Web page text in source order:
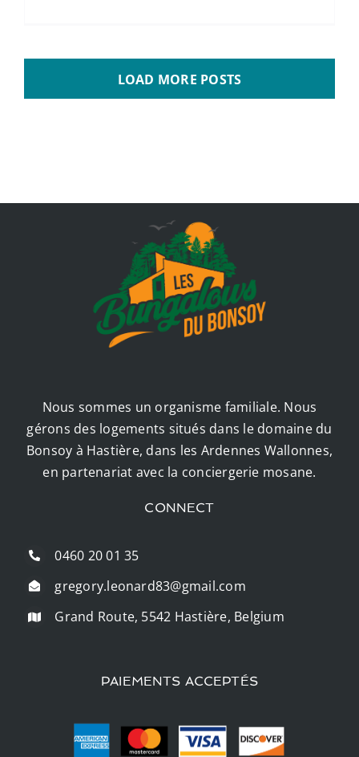
LOAD MORE POSTS
Nous sommes un organisme familiale. Nous
gérons des logements situés dans le domaine du
Bonsoy à Hastière, dans les Ardennes Wallonnes,
en partenariat avec la conciergerie mosane.
CONNECT
0460 20 01 35
gregory.leonard83@gmail.com
Grand Route, 5542 Hastière, Belgium
PAIEMENTS ACCEPTÉS